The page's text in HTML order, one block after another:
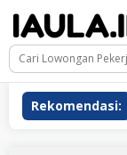
konten
Rekomendasi:
Aesthetic